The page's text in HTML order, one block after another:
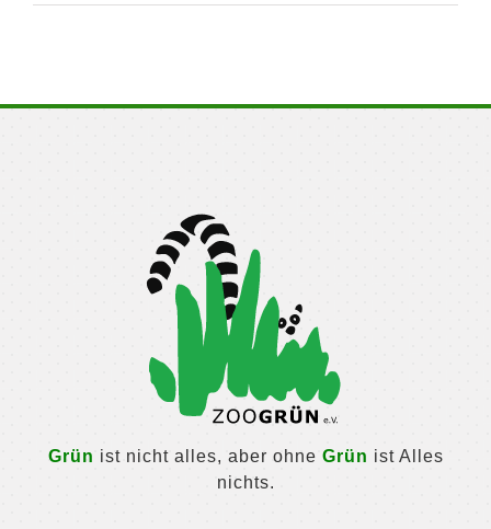
Grün ist nicht alles, aber ohne Grün ist Alles
nichts.